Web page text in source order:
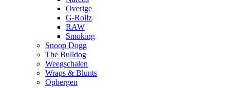
Overige
G-Rollz
RAW
Smoking
Snoop Dogg
The Bulldog
Weegschalen
Wraps & Blunts
Opbergen